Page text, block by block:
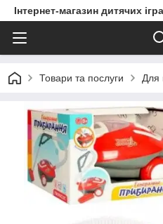
Інтернет-магазин дитячих
Товари та послуги Для